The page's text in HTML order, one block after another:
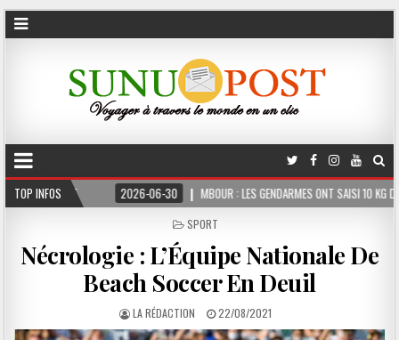
TOP INFOS 2026-06-30 MBOUR : LES GENDARMES ONT SAISI 10 KG DE CHANVRE
POSTED
SPORT
Nécrologie : L’Équipe Nationale De
Beach Soccer En Deuil
LA RÉDACTION 22/08/2021